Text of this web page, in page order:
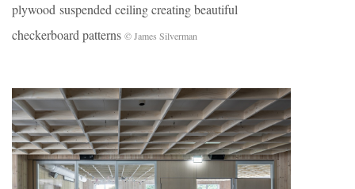
plywood suspended ceiling creating beautiful
checkerboard patterns © James Silverman